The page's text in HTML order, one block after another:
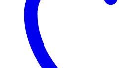
Zigaretten
Geschmack,
Alternative
zur
Zigarette,
Einfache
Reinigung,